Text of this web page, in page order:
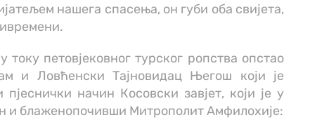
нашега спасења, он губи оба свијета,
петовјековног турског ропства опстао
и Ловћенски Тајновидац Његош који је
начин Косовски завјет, који је у
и блаженопочивши Митрополит Амфилохије: